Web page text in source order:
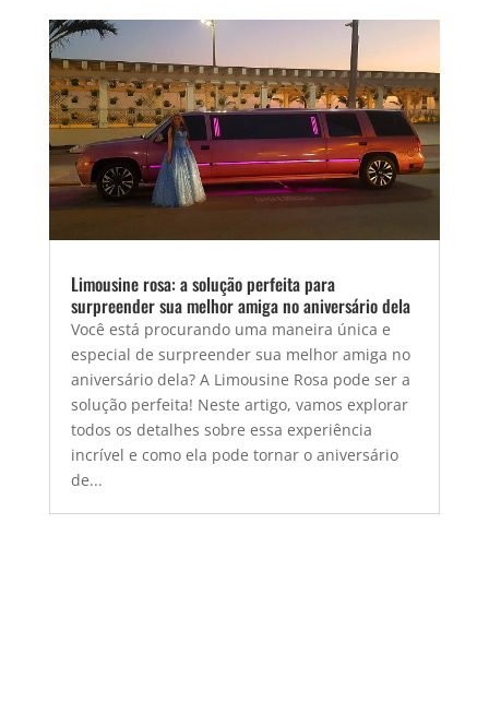
Limousine rosa: a solução perfeita para
surpreender sua melhor amiga no aniversário dela
Você está procurando uma maneira única e
especial de surpreender sua melhor amiga no
aniversário dela? A Limousine Rosa pode ser a
solução perfeita! Neste artigo, vamos explorar
todos os detalhes sobre essa experiência
incrível e como ela pode tornar o aniversário
de...